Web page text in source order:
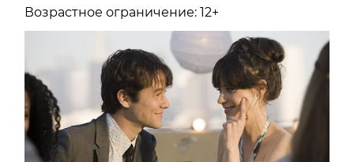
Возрастное ограничение: 12+